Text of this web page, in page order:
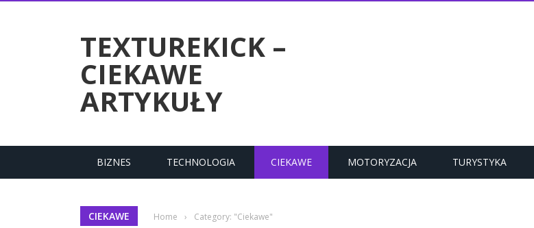
TEXTUREKICK –
CIEKAWE
ARTYKUŁY
BIZNES TECHNOLOGIA CIEKAWE MOTORYZACJA TURYSTYKA
CIEKAWE Home › Category: "Ciekawe"